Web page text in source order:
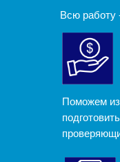
Поможем
Всю работу